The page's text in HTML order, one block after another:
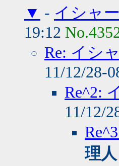
▼ - イシャ
19:12
Re: イシ
11/12/28-
Re^2:
11/12/
理人